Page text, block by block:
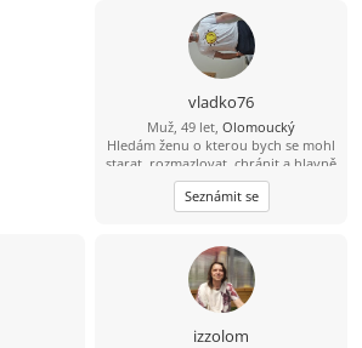
vladko76
Muž, 49 let, Olomoucký
Hledám ženu o kterou bych se mohl
starat, rozmazlovat, chránit a hlavně
milovat. Jsem pekař cukrař ????????
Seznámit se
izzolom